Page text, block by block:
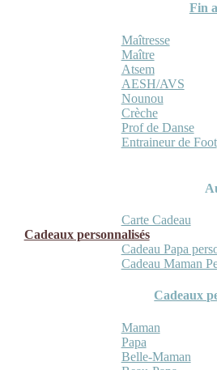
Fin
Maîtresse
Maître
Atsem
AESH/AVS
Nounou
Crèche
Prof de Danse
Entraineur de Foot
Carte Cadeau
Cadeaux personnalisés
Cadeau Papa
Cadeau Maman
Cadeaux
Maman
Papa
Belle-Maman